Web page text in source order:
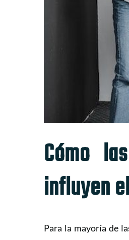
Cómo
influyen
Para la mayoría de